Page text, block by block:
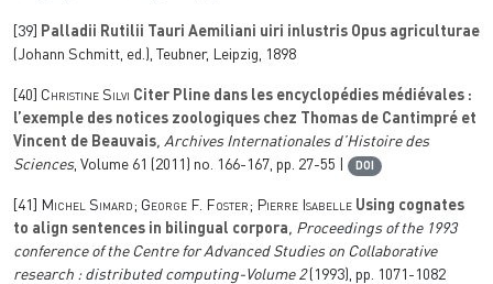
[39]
Palladii Rutilii Tauri Aemiliani uiri inlustris Opus agriculturae
(Johann Schmitt, ed.), Teubner, Leipzig, 1898
[40] Christine Silvi Citer Pline dans les encyclopédies médiévales :
l’exemple des notices zoologiques chez Thomas de Cantimpré et
Vincent de Beauvais, Archives Internationales d’Histoire des
Sciences, Volume 61 (2011) no. 166-167, pp. 27-55 | DOI
[41] Michel Simard; George F. Foster; Pierre Isabelle Using cognates
to align sentences in bilingual corpora, Proceedings of the 1993
conference of the Centre for Advanced Studies on Collaborative
research : distributed computing-Volume 2(1993), pp. 1071-1082